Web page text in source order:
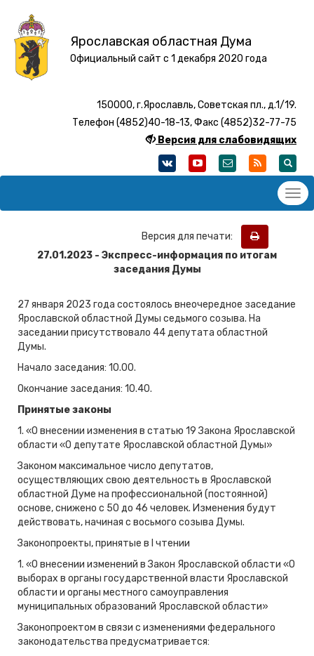
Ярославская областная Дума
Официальный сайт с 1 декабря 2020 года
150000, г.Ярославль, Советская пл., д.1/19.
Телефон (4852)40-18-13, Факс (4852)32-77-75
Версия для слабовидящих
Версия для печати:
27.01.2023 - Экспресс-информация по итогам
заседания Думы
27 января 2023 года состоялось внеочередное заседание
Ярославской областной Думы седьмого созыва. На
заседании присутствовало 44 депутата областной
Думы.
Начало заседания: 10.00.
Окончание заседания: 10.40.
Принятые законы
1. «О внесении изменения в статью 19 Закона Ярославской
области «О депутате Ярославской областной Думы»
Законом максимальное число депутатов,
осуществляющих свою деятельность в Ярославской
областной Думе на профессиональной (постоянной)
основе, снижено с 50 до 46 человек. Изменения будут
действовать, начиная с восьмого созыва Думы.
Законопроекты, принятые в I чтении
1. «О внесении изменений в Закон Ярославской области «О
выборах в органы государственной власти Ярославской
области и органы местного самоуправления
муниципальных образований Ярославской области»
Законопроектом в связи с изменениями федерального
законодательства предусматривается: